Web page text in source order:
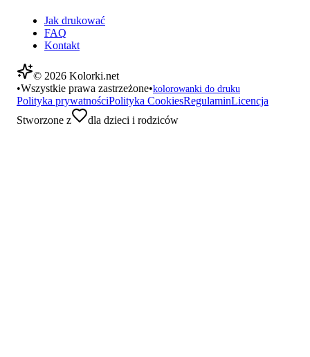
Jak drukować
FAQ
Kontakt
© 2026 Kolorki.net
•Wszystkie prawa zastrzeżone•kolorowanki do druku
Polityka prywatnościPolityka CookiesRegulaminLicencja
Stworzone z
dla dzieci i rodziców